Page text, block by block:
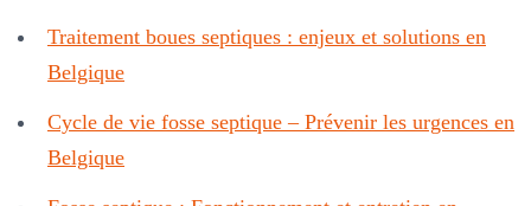
Traitement boues septiques : enjeux et solutions en
Belgique
Cycle de vie fosse septique – Prévenir les urgences en
Belgique